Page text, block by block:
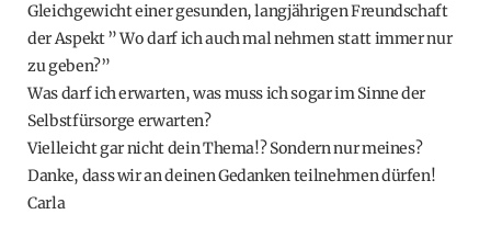
Gleichgewicht einer gesunden, langjährigen Freundschaft
der Aspekt ” Wo darf ich auch mal nehmen statt immer nur
zu geben?”
Was darf ich erwarten, was muss ich sogar im Sinne der
Selbstfürsorge erwarten?
Vielleicht gar nicht dein Thema!? Sondern nur meines?
Danke, dass wir an deinen Gedanken teilnehmen dürfen!
Carla